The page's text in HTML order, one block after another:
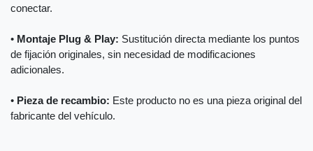
conectar.
• Montaje Plug & Play: Sustitución directa mediante los puntos
de fijación originales, sin necesidad de modificaciones
adicionales.
• Pieza de recambio: Este producto no es una pieza original del
fabricante del vehículo.